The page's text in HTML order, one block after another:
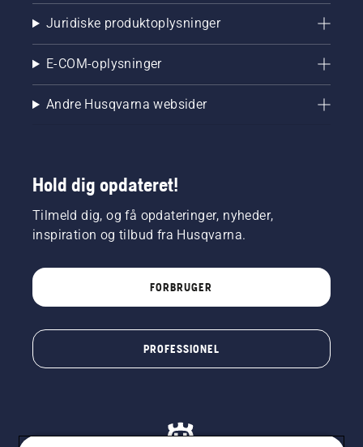
Juridiske produktoplysninger
E-COM-oplysninger
Andre Husqvarna websider
Hold dig opdateret!
Tilmeld dig, og få opdateringer, nyheder,
inspiration og tilbud fra Husqvarna.
FORBRUGER
PROFESSIONEL